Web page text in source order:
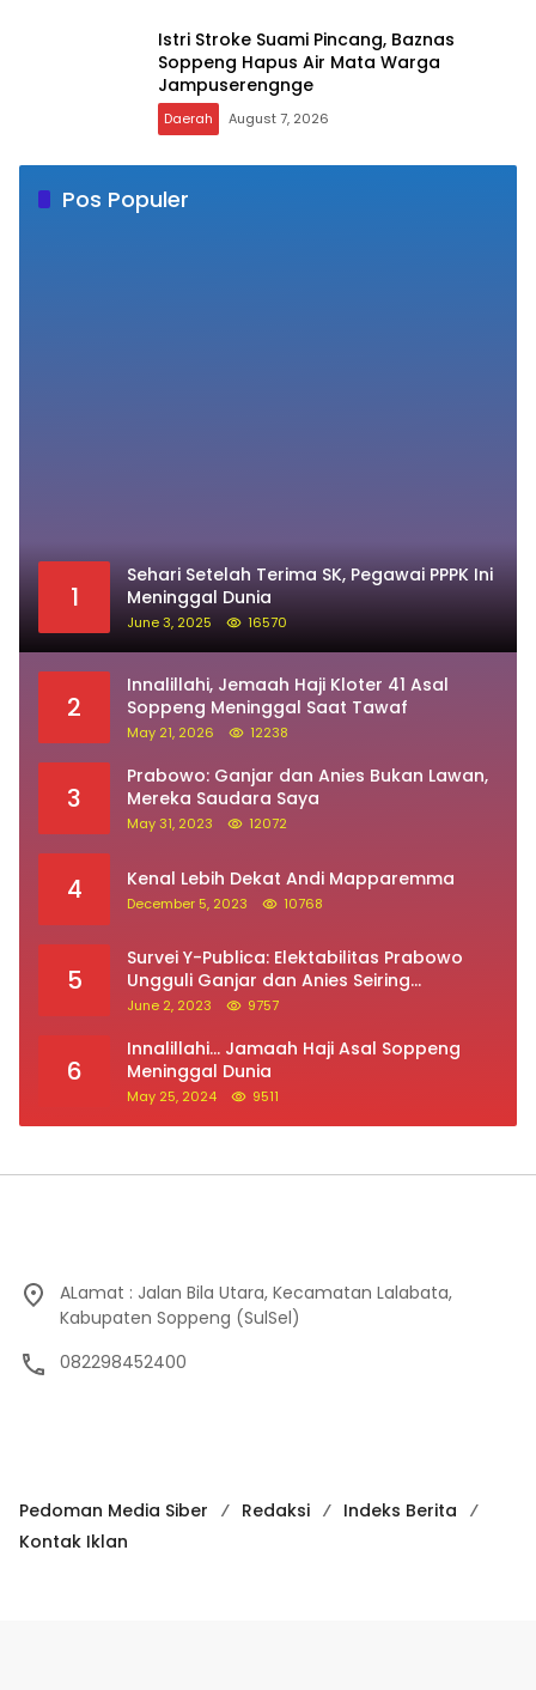
Istri Stroke Suami Pincang, Baznas
Soppeng Hapus Air Mata Warga
Jampuserengnge
Daerah August 7, 2026
Pos Populer
1
Sehari Setelah Terima SK, Pegawai PPPK Ini
Meninggal Dunia
June 3, 2025 16570
2
Innalillahi, Jemaah Haji Kloter 41 Asal
Soppeng Meninggal Saat Tawaf
May 21, 2026 12238
3
Prabowo: Ganjar dan Anies Bukan Lawan,
Mereka Saudara Saya
May 31, 2023 12072
4 Kenal Lebih Dekat Andi Mapparemma
December 5, 2023 10768
5
Survei Y-Publica: Elektabilitas Prabowo
Ungguli Ganjar dan Anies Seiring
Kepuasan Terhadap Jokowi Naik
June 2, 2023 9757
6
Innalillahi… Jamaah Haji Asal Soppeng
Meninggal Dunia
May 25, 2024 9511
ALamat : Jalan Bila Utara, Kecamatan Lalabata,
Kabupaten Soppeng (SulSel)
082298452400
Pedoman Media Siber Redaksi
Indeks Berita
Kontak Iklan